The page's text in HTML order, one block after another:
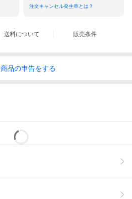
注文キャンセル発生率とは？
送料について 販売条件
商品の申告をする